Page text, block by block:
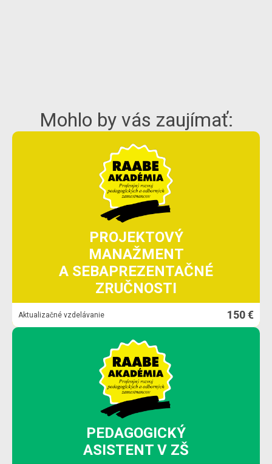
Mohlo by vás zaujímať:
PROJEKTOVÝ
MANAŽMENT
A SEBAPREZENTAČNÉ
ZRUČNOSTI
Aktualizačné vzdelávanie 150 €
PEDAGOGICKÝ
ASISTENT V ZŠ